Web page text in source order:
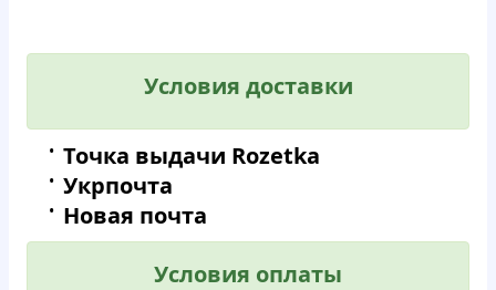
Условия доставки
Точка выдачи Rozetka
Укрпочта
Новая почта
Условия оплаты